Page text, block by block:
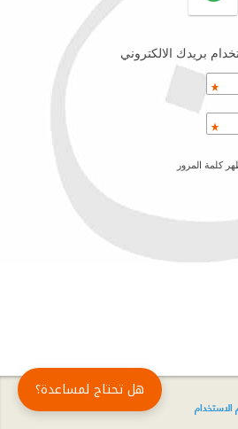
بريدك الالكتروني
هل تحتاج لمساعدة؟